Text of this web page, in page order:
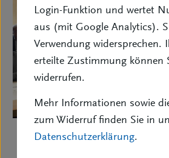
Login-Funktion und wertet
aus (mit Google Analytics).
Verwendung widersprechen.
erteilte Zustimmung können
widerrufen.
Mehr Informationen sowie
zum Widerruf finden Sie in
Datenschutzerklärung.